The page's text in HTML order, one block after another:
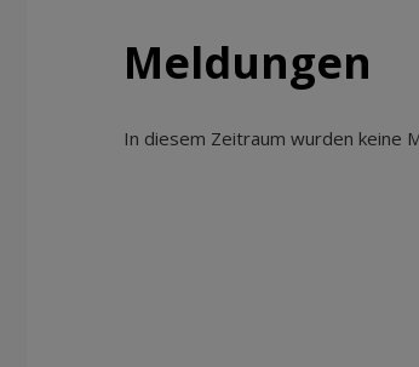
Meldungen
In diesem Zeitraum wurden keine